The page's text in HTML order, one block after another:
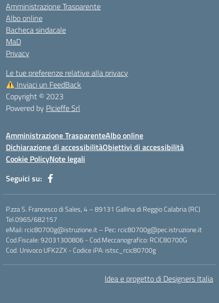
Amministrazione Trasparente
Albo online
Bacheca sindacale
MaD
Privacy
Le tue preferenze relative alla privacy
Inviaci un FeedBack
Copyright © 2023
Powered by Picieffe Srl
Amministrazione TrasparenteAlbo online
Dichiarazione di accessibilitàObiettivi di accessibilità
Cookie PolicyNote legali
Seguici su:
P.zza S. Francesco di Sales, 4 – 89131 Gallina di Reggio Calabria (RC)
Tel.0965/682157
eMail: rcic80700g@istruzione.it – Pec: rcic80700g@pec.istruzione.it
Cod.Fiscale: 92031300806 - Cod.Meccanografico: RCIC80700G
Cod. Univoco UFK2ZX - Codice iPA: istsc_rcic80700g
Idea e progetto di Designers Italia